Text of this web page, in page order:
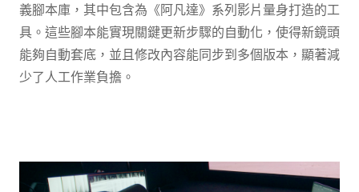
義腳本庫，其中包含為《阿凡達》系列影片量身打造的工
具。這些腳本能實現關鍵更新步驟的自動化，使得新鏡頭
能夠自動套底，並且修改內容能同步到多個版本，顯著減
少了人工作業負擔。